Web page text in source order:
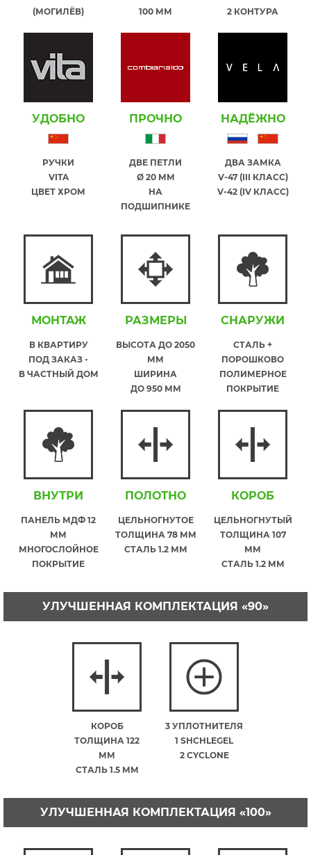
(МОГИЛЁВ)
100 ММ
2 КОНТУРА
УДОБНО
РУЧКИ
VITA
ЦВЕТ ХРОМ
ПРОЧНО
ДВЕ ПЕТЛИ
Ø 20 ММ
НА
ПОДШИПНИКЕ
НАДЁЖНО
ДВА ЗАМКА
V-47 (III КЛАСС)
V-42 (IV КЛАСС)
МОНТАЖ
В КВАРТИРУ
ПОД ЗАКАЗ -
В ЧАСТНЫЙ ДОМ
РАЗМЕРЫ
ВЫСОТА ДО 2050
ММ
ШИРИНА
ДО 950 ММ
СНАРУЖИ
СТАЛЬ +
ПОРОШКОВО
ПОЛИМЕРНОЕ
ПОКРЫТИЕ
ВНУТРИ
ПАНЕЛЬ МДФ 12
ММ
МНОГОСЛОЙНОЕ
ПОКРЫТИЕ
ПОЛОТНО
ЦЕЛЬНОГНУТОЕ
ТОЛЩИНА 78 ММ
СТАЛЬ 1.2 ММ
КОРОБ
ЦЕЛЬНОГНУТЫЙ
ТОЛЩИНА 107
ММ
СТАЛЬ 1.2 ММ
УЛУЧШЕННАЯ КОМПЛЕКТАЦИЯ «90»
КОРОБ
ТОЛЩИНА 122
ММ
СТАЛЬ 1.5 ММ
3 УПЛОТНИТЕЛЯ
1 SHCHLEGEL
2 CYCLONE
УЛУЧШЕННАЯ КОМПЛЕКТАЦИЯ «100»